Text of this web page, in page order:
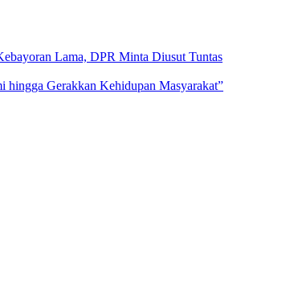
Lama, DPR Minta Diusut Tuntas
Gerakkan Kehidupan Masyarakat”